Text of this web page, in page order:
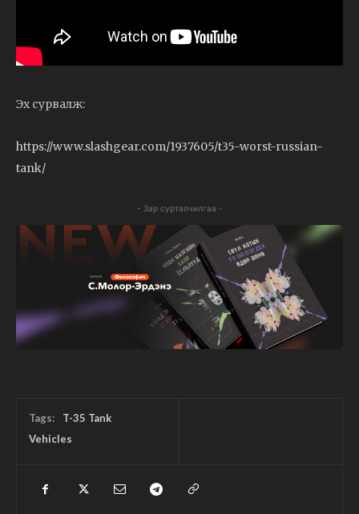
Эх сурвалж:
https://www.slashgear.com/1937605/t35-worst-russian-
tank/
- Зар сурталчилгаа -
Tags:
T-35 Tank
Vehicles